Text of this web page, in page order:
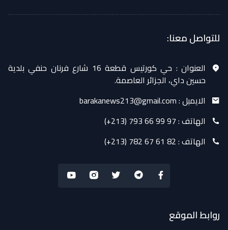
للتواصل معنا:
العنوان :
حي كورتيس قطعة 16 شارع فرنان حنفي بلدية
حسين داي، الجزائر العاصمة.
الايميل :barakanews213@gmail.com
الهاتف :(+213) 793 66 99 97
الهاتف :(+213) 782 67 61 82
روابط الموقع